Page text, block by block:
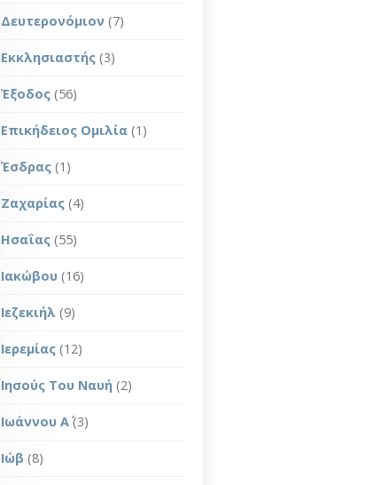
Δευτερονόμιον (7)
Εκκλησιαστής (3)
Έξοδος (56)
Επικήδειος Ομιλία (1)
Έσδρας (1)
Ζαχαρίας (4)
Ησαΐας (55)
Ιακώβου (16)
Ιεζεκιήλ (9)
Ιερεμίας (12)
Ιησούς Του Ναυή (2)
Ιωάννου Α΄(3)
Ιώβ (8)